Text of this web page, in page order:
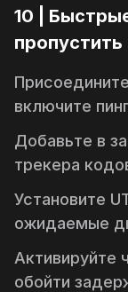
10 |
пропустить
включите
Добавьте в
трекера
Установите
ожидаемые
Активируйте
обойти